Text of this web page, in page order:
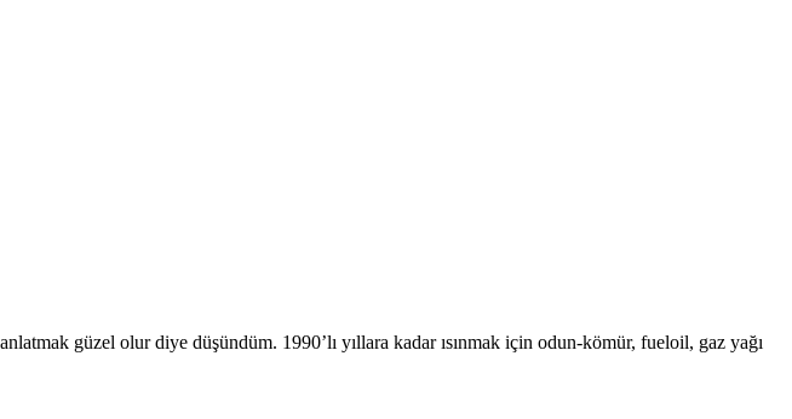
güzel olur diye düşündüm. 1990’lı yıllara kadar ısınmak için odun-kömür, fueloil, gaz yağı